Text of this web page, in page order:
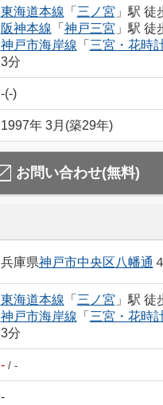
東海道本線 「 三ノ宮 」駅 徒
阪神本線 「 神戸三宮 」駅 徒
神戸市海岸線 「 三宮・花時
3分
-(-)
1997年 3月(築29年)
お問い合わせ(無料)
兵庫県神戸市中央区八幡通
東海道本線 「 三ノ宮 」駅 徒
神戸市海岸線 「 三宮・花時
3分
-/ -
-